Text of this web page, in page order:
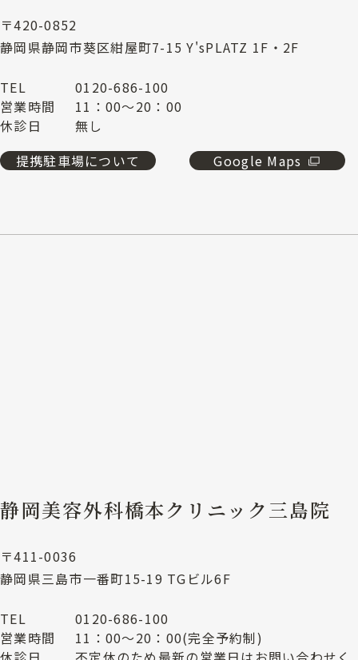
〒420-0852
静岡県静岡市葵区紺屋町7-15 Y'sPLATZ 1F・2F
TEL
0120-686-100
営業時間
11：00～20：00
休診日
無し
提携駐車場について
Google Maps
静岡美容外科橋本クリニック三島院
〒411-0036
静岡県三島市一番町15-19 TGビル6F
TEL
0120-686-100
営業時間
11：00～20：00(完全予約制)